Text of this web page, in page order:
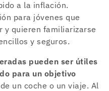
a la inflación.
para jóvenes que
y quieren familiarizarse
y seguros.
pueden ser útiles
para un objetivo
un coche o un viaje. Al